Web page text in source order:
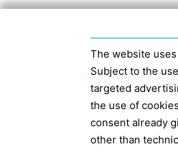
Domicilio social
The website uses
Subject to the
targeted
the use of
consent already
other than